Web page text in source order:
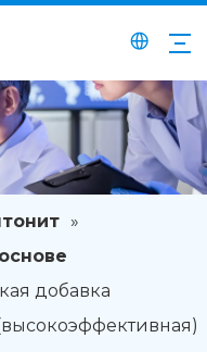
»
добавка